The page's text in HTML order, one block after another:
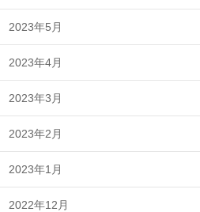
2023年5月
2023年4月
2023年3月
2023年2月
2023年1月
2022年12月